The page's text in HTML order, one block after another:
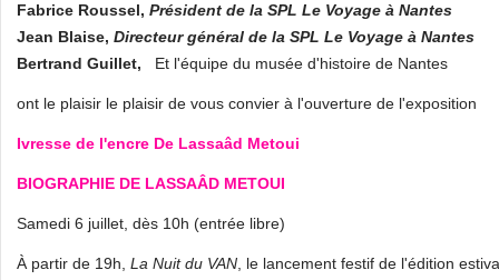
Fabrice Roussel, Président de la SPL Le Voyage à Nantes
Jean Blaise, Directeur général de la SPL Le Voyage à Nantes
Bertrand Guillet,
Et l'équipe du musée d'histoire de Nantes
ont le plaisir le plaisir de vous convier à l'ouverture de l'exposition
Ivresse de l'encre De Lassaâd Metoui
BIOGRAPHIE DE LASSAÂD METOUI
Samedi 6 juillet, dès 10h (entrée libre)
À partir de 19h, La Nuit du VAN , le lancement festif de l'édition